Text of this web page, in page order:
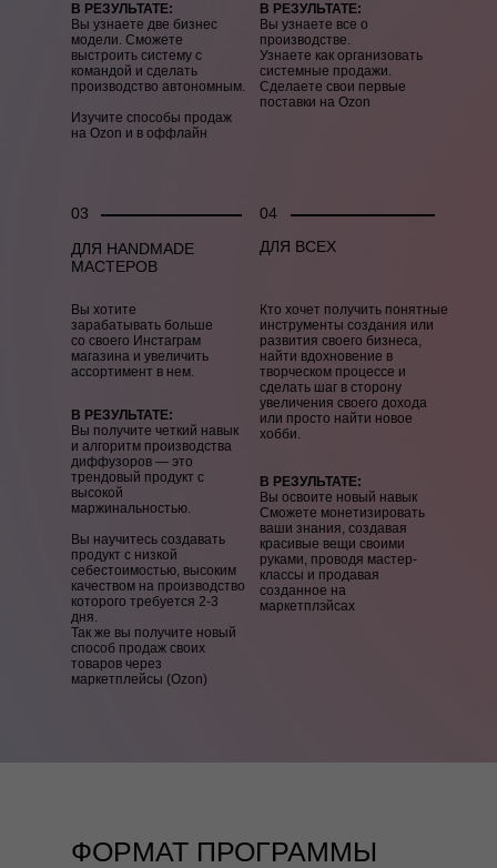
03 04
Кто хочет получить понятные
инструменты создания или
развития своего бизнеса,
найти вдохновение в
творческом процессе и
сделать шаг в сторону
увеличения своего дохода
или просто найти новое
хобби.
Вы хотите
зарабатывать больше
со своего Инстаграм
магазина и увеличить
ассортимент в нем.
ДЛЯ ВСЕХ
В РЕЗУЛЬТАТЕ:
Вы узнаете две бизнес
модели. Сможете
выстроить систему с
командой и сделать
производство автономным.
Изучите способы продаж
на Ozon и в оффлайн
В РЕЗУЛЬТАТЕ:
Вы узнаете все о
производстве.
Узнаете как организовать
системные продажи.
Сделаете свои первые
поставки на Ozon
В РЕЗУЛЬТАТЕ:
Вы получите четкий навык
и алгоритм производства
диффузоров — это
трендовый продукт с
высокой
маржинальностью.
Вы научитесь создавать
продукт с низкой
себестоимостью, высоким
качеством на производство
которого требуется 2-3
дня.
Так же вы получите новый
способ продаж своих
товаров через
маркетплейсы (Ozon)
В РЕЗУЛЬТАТЕ:
Вы освоите новый навык
Сможете монетизировать
ваши знания, создавая
красивые вещи своими
руками, проводя мастер-
классы и продавая
созданное на
маркетплэйсах
ДЛЯ HANDMADE
МАСТЕРОВ
ФОРМАТ ПРОГРАММЫ